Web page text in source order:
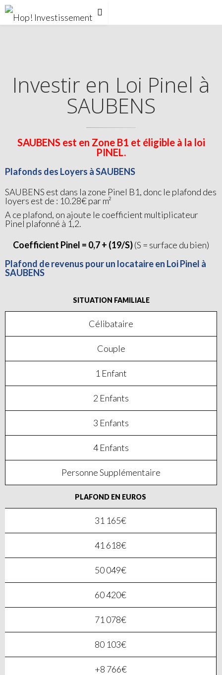
Investir en Loi Pinel à
SAUBENS
SAUBENS est en Zone B1 et éligible à la loi
PINEL.
Plafonds des Loyers à SAUBENS
SAUBENS est dans la zone Pinel B1, donc le plafond des
loyers est de : 10.28€ par m²
A ce plafond, on ajoute le coefficient multiplicateur
Pinel plafonné à 1,2.
Coefficient Pinel = 0,7 + (19/S)(S = surface du bien)
Plafond de revenus pour un locataire en Loi Pinel à
SAUBENS
SITUATION FAMILIALE
Célibataire
Couple
1 Enfant
2 Enfants
3 Enfants
4 Enfants
Personne Supplémentaire
PLAFOND EN EUROS
31 165€
41 618€
50 049€
60 420€
71 078€
80 103€
+8 766€